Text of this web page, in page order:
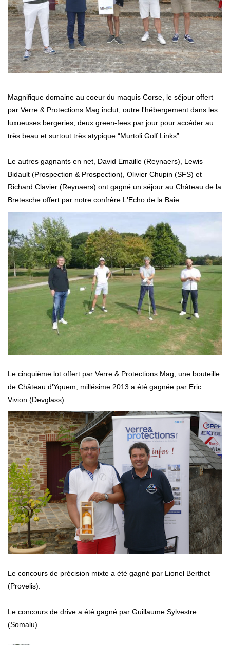
Magnifique domaine au coeur du maquis Corse, le séjour offert
par Verre & Protections Mag inclut, outre l'hébergement dans les
luxueuses bergeries, deux green-fees par jour pour accéder au
très beau et surtout très atypique “Murtoli Golf Links”.
Le autres gagnants en net, David Emaille (Reynaers), Lewis
Bidault (Prospection & Prospection), Olivier Chupin (SFS) et
Richard Clavier (Reynaers) ont gagné un séjour au Château de la
Bretesche offert par notre confrère L'Echo de la Baie.
Le cinquième lot offert par Verre & Protections Mag, une bouteille
de Château d’Yquem, millésime 2013 a été gagnée par Eric
Vivion (Devglass)
Le concours de précision mixte a été gagné par Lionel Berthet
(Provelis).
Le concours de drive a été gagné par Guillaume Sylvestre
(Somalu)